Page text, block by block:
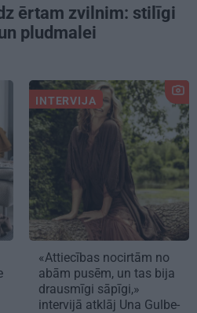
ērtam zvilnim: stilīgi
pludmalei
INTERVIJA
«Attiecības nocirtām no
abām pusēm, un tas bija
drausmīgi sāpīgi,»
intervijā atklāj Una Gulbe-